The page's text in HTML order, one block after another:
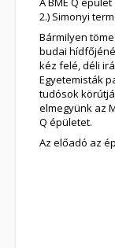
2.) Simonyi
Bármilyen
budai
kéz felé, déli
Egyetemisták
tudósok
elmegyünk az
Q épületet.
Az előadó az